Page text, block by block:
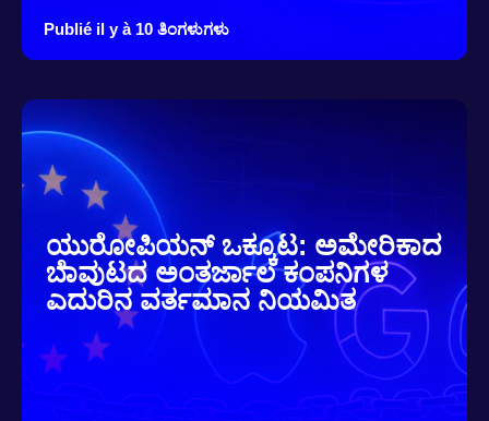
Publié il y à 10 ತಿಂಗಳುಗಳು
ಯುರೋಪಿಯನ್ ಒಕ್ಕೂಟ: ಅಮೇರಿಕಾದ
ಬೆಾವುಟದ ಅಂತರ್ಜಾಲ ಕಂಪನಿಗಳ
ಎದುರಿನ ವರ್ತಮಾನ ನಿಯಮಿತ